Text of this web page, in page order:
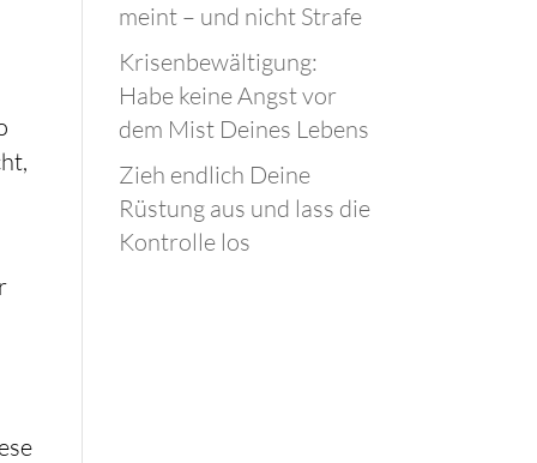
meint – und nicht Strafe
Krisenbewältigung:
Habe keine Angst vor
dem Mist Deines Lebens
Zieh endlich Deine
Rüstung aus und lass die
Kontrolle los